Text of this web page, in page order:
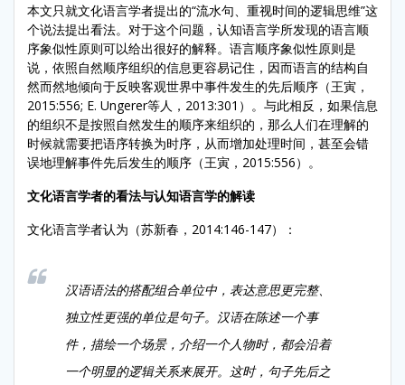
本文只就文化语言学者提出的“流水句、重视时间的逻辑思维”这
个说法提出看法。对于这个问题，认知语言学所发现的语言顺
序象似性原则可以给出很好的解释。语言顺序象似性原则是
说，依照自然顺序组织的信息更容易记住，因而语言的结构自
然而然地倾向于反映客观世界中事件发生的先后顺序（王寅，
2015:556; E. Ungerer等人，2013:301）。与此相反，如果信息
的组织不是按照自然发生的顺序来组织的，那么人们在理解的
时候就需要把语序转换为时序，从而增加处理时间，甚至会错
误地理解事件先后发生的顺序（王寅，2015:556）。
文化语言学者的看法与认知语言学的解读
文化语言学者认为（苏新春，2014:146-147）：
汉语语法的搭配组合单位中，表达意思更完整、
独立性更强的单位是句子。汉语在陈述一个事
件，描绘一个场景，介绍一个人物时，都会沿着
一个明显的逻辑关系来展开。这时，句子先后之